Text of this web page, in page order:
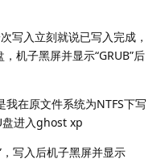
写入立刻就说已写入完成，
机子黑屏并显示“GRUB”后
在原文件系统为NTFS下写
盘进入ghost xp
写入后机子黑屏并显示